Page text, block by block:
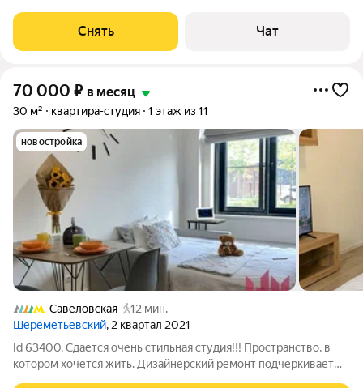
Стиральная машина Холодильник Микроволновка Пылесос
Дом - кирпичный, окна выходят
Снять Чат
70 000 ₽ в месяц
30 м² квартира-студия 1 этаж из 11
новостройка
Савёловская
12 мин.
Шереметьевский, 2 квартал 2021
Id 63400. Сдается очень стильная студия!!! Пространство, в
котором хочется жить. Дизайнерский ремонт подчёркивает